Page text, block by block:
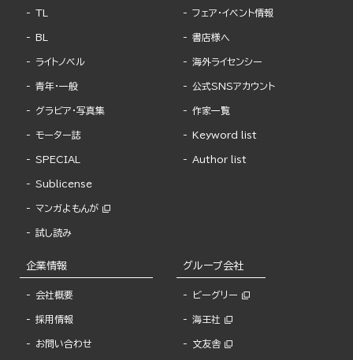
TL
BL
ライトノベル
青年・一般
グラビア・写真集
モーター誌
SPECIAL
Sublicense
マンガよもんが
試し読み
フェア・イベント情報
書店様へ
海外ライセンシー
公式SNSアカウント
作家一覧
Keyword list
Author list
企業情報
会社概要
採用情報
お問い合わせ
グループ会社
ビーグリー
海王社
文友舎